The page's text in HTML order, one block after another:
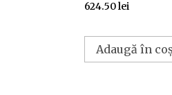
624.50lei
Adaugă în